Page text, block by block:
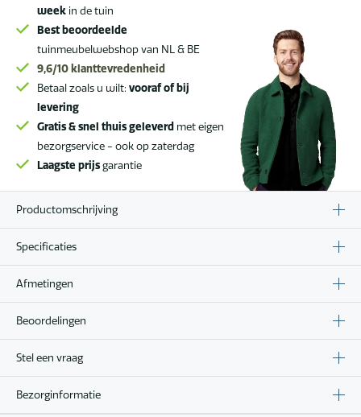
week in de tuin
Best beoordeelde
tuinmeubelwebshop van NL & BE
9,6/10 klanttevredenheid
Betaal zoals u wilt: vooraf of bij
levering
Gratis & snel thuis geleverd met eigen
bezorgservice - ook op zaterdag
Laagste prijsgarantie
Productomschrijving
Specificaties
Afmetingen
Beoordelingen
Stel een vraag
Bezorginformatie